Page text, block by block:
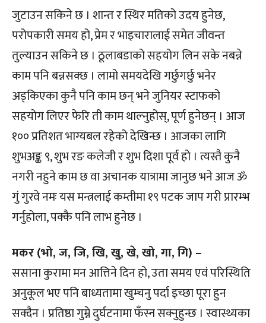
जुटाउन सकिने छ । शान्त र स्थिर मतिको उदय हुनेछ,
परोपकारी समय हो, प्रेम र भाइचारालाई समेत जीवन्त
तुल्याउन सकिने छ । ठूलाबडाको सहयोग लिन सके नबन्ने
काम पनि बन्नसक्छ । लामो समयदेखि गर्छुगर्छु भनेर
अड्किएका कुनै पनि काम छन् भने जुनियर स्टाफको
सहयोग लिएर फेरि ती काम थाल्नुहोस्, पूर्ण हुनेछन् । आज
१०० प्रतिशत भाग्यबल रहेको देखिन्छ । आजका लागि
शुभअङ्क ९, शुभ रङ कलेजी र शुभ दिशा पूर्व हो । त्यस्तै कुनै
नगरी नहुने काम छ वा अचानक यात्रामा जानुछ भने आज ॐ
गुं गुरवे नमः यस मन्त्रलाई कम्तीमा १९ पटक जाप गरी प्रारम्भ
गर्नुहोला, पक्कै पनि लाभ हुनेछ ।
मकर (भो, ज, जि, खि, खु, खे, खो, गा, गि) –
ससाना कुरामा मन आत्तिने दिन हो, उता समय एवं परिस्थिति
अनुकूल भए पनि बाध्यतामा खुम्चनु पर्दा इच्छा पूरा हुन
सक्दैन । प्रतिष्ठा गुम्ने दुर्घटनामा फँस्न सक्नुहुन्छ । स्वास्थ्यका